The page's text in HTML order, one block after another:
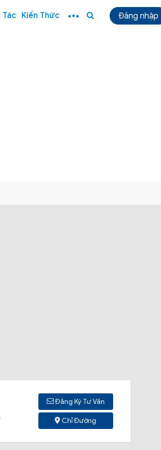
Tác Kiến Thức Đăng nhập
Đăng Ký Tư Vấn
Chỉ Đường